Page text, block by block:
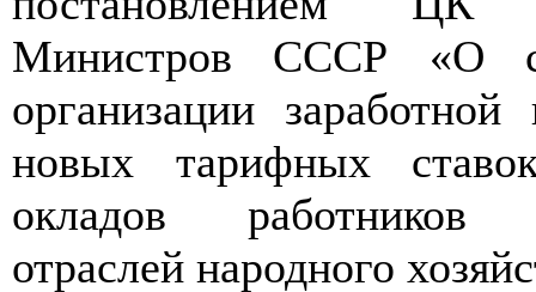
Министров СССР «О
организации
новых тарифных
окладов работников
отраслей народного